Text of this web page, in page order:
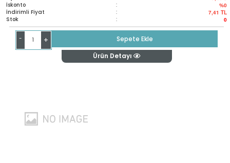
İskonto : %0
İndirimli Fiyat : 7,41 TL
Stok : 0
- +
Sepete Ekle
Ürün Detayı